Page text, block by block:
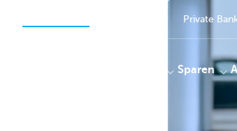
Private
Sparen